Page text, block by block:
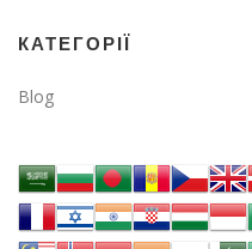
КАТЕГОРІЇ
Blog